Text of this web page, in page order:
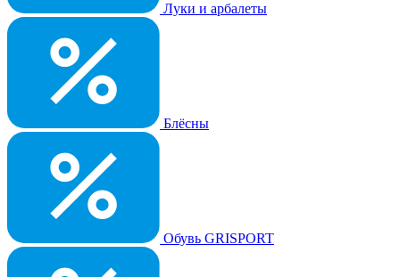
Луки и арбалеты
Блёсны
Обувь GRISPORT